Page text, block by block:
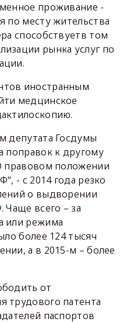
проживание -
по месту жительства
способствуетв том
рынка услуг по
иностранным
медцинское
депутата Госдумы
поправок к другому
правовом положении
- с 2014 года резко
о выдворении
Чаще всего – за
или режима
более 124 тысяч
а в 2015-м – более
от
трудового патента
паспортов